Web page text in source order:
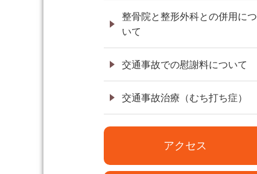
整骨院と整形外科との併用につ
いて
交通事故での慰謝料について
交通事故治療（むち打ち症）
アクセス